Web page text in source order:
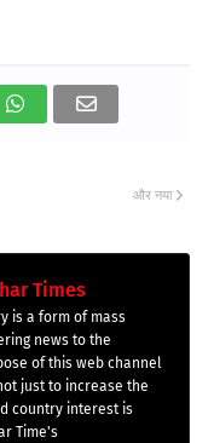
और नया
Times
is a form of mass
news to the
of this web channel
just to increase the
country interest is
Time's